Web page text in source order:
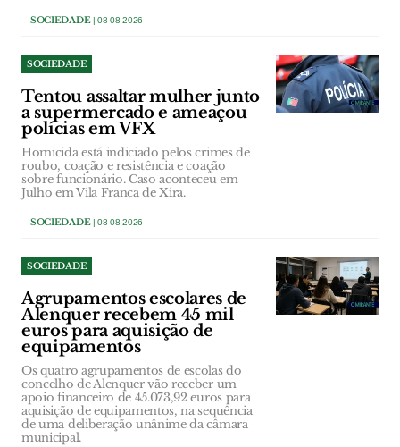
SOCIEDADE| 08-08-2026
SOCIEDADE
Tentou assaltar mulher junto
a supermercado e ameaçou
polícias em VFX
Homicida está indiciado pelos crimes de
roubo, coação e resistência e coação
sobre funcionário. Caso aconteceu em
Julho em Vila Franca de Xira.
SOCIEDADE| 08-08-2026
SOCIEDADE
Agrupamentos escolares de
Alenquer recebem 45 mil
euros para aquisição de
equipamentos
Os quatro agrupamentos de escolas do
concelho de Alenquer vão receber um
apoio financeiro de 45.073,92 euros para
aquisição de equipamentos, na sequência
de uma deliberação unânime da câmara
municipal.